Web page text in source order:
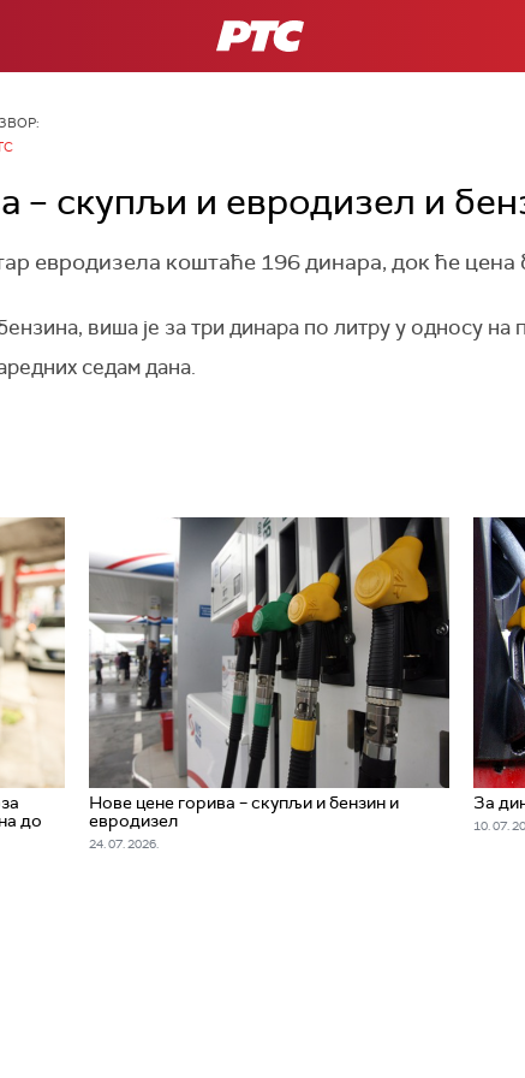
РТС
– скупљи и евродизел и
евродизела коштаће 196 динара, док ће
виша је за три динара по литру у односу на
седам дана.
до
Нове цене горива – скупљи и бензин и
евродизел
24. 07. 2026.
За
10. 07.